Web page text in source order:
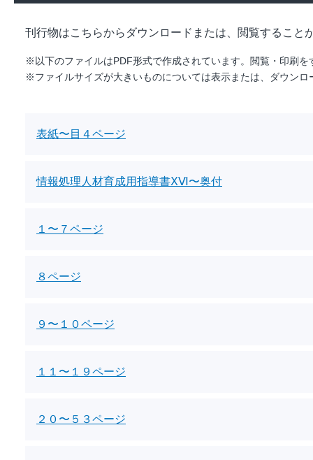
刊行物はこちらからダウンロードまたは、閲覧すること
※以下のファイルはPDF形式で作成されています。閲覧・印刷
※ファイルサイズが大きいものについては表示または、ダウン
表紙〜目４ページ
情報処理人材育成用指導書ⅩⅥ〜奥付
１〜７ページ
８ページ
９〜１０ページ
１１〜１９ページ
２０〜５３ページ